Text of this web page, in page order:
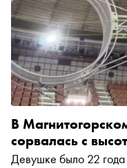
В
сорвалась с
Девушке было 22 года